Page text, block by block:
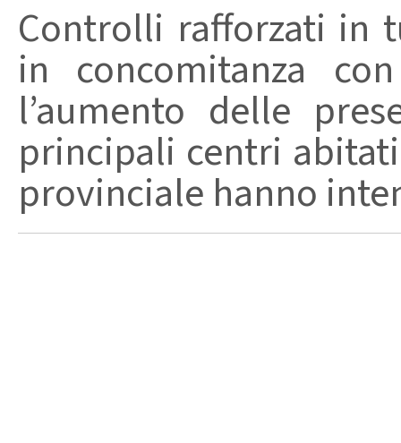
Controlli rafforzati in
in concomitanza
l’aumento delle
principali centri
provinciale hanno